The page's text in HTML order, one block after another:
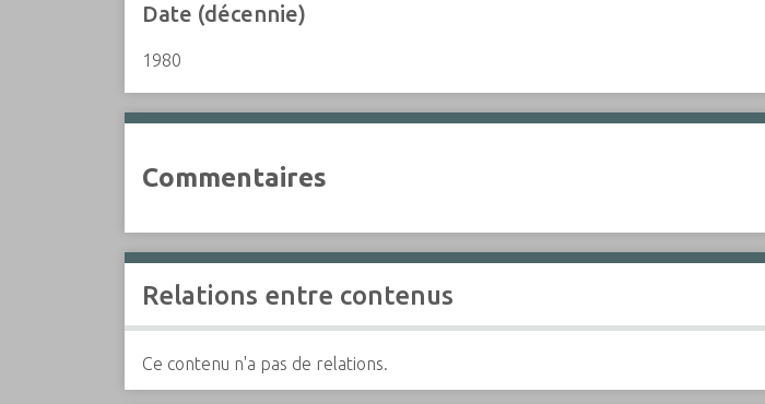
Date (décennie)
1980
Commentaires
Relations entre contenus
Ce contenu n'a pas de relations.